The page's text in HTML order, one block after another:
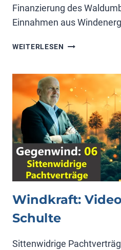
Finanzierung des
Einnahmen aus
WEITERLESEN WINDKRAFT
IN
THÜRINGEN
Windkraft:
Schulte
Sittenwidrige